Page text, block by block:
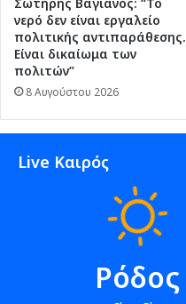
νερό δεν είναι εργαλείο
πολιτικής αντιπαράθεσης.
Είναι δικαίωμα των
πολιτών”
8 Αυγούστου 2026
Live Καιρός
Ρόδος